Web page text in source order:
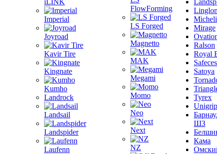
iLINK
Imperial
Joyroad
Kavir Tire
Kingnate
Kumho
Landrock
Landsail
Landspider
Laufenn
FlowForming
LS Forged
Magnetto
MAK
Megami
Momo
Neo
Next
NZ
Mirage
Ralson
Royal
Satoya
Tyrex
Unigrip
ШЗ
Кама